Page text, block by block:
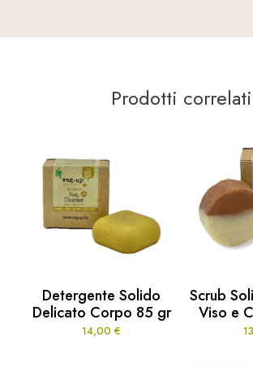
Prodotti correlati
Detergente Solido
Delicato Corpo 85 gr
14,00 €
Scrub
Viso e